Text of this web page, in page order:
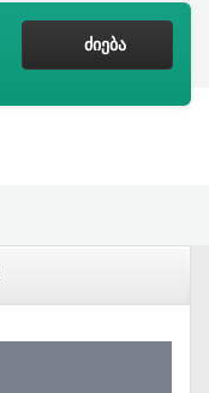
ᲫᲘᲔᲑᲐ